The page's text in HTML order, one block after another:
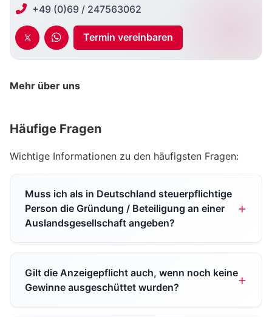
+49 (0)69 / 247563062
Termin vereinbaren
Mehr über uns
Häufige Fragen
Wichtige Informationen zu den häufigsten Fragen:
Muss ich als in Deutschland steuerpflichtige
Person die Gründung / Beteiligung an einer
Auslandsgesellschaft angeben?
Gilt die Anzeigepflicht auch, wenn noch keine
Gewinne ausgeschüttet wurden?